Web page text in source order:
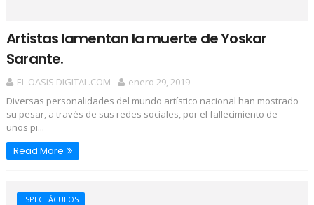
Artistas lamentan la muerte de Yoskar
Sarante.
EL OASIS DIGITAL.COM
enero 29, 2019
Diversas personalidades del mundo artístico nacional han mostrado
su pesar, a través de sus redes sociales, por el fallecimiento de
unos pi...
Read More
ESPECTÁCULOS.